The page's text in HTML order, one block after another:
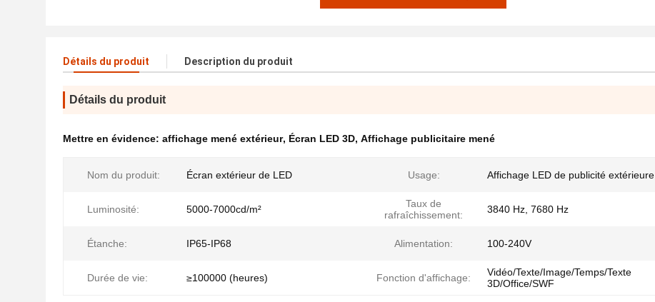
Détails du produit Description du produit
Détails du produit
Mettre en évidence: affichage mené extérieur, Écran LED 3D, Affichage publicitaire mené
Nom du produit: Écran extérieur de LED Usage: Affichage LED de publicité extérieure
Luminosité: 5000-7000cd/m²
Taux de
rafraîchissement:
3840 Hz, 7680 Hz
Étanche: IP65-IP68 Alimentation: 100-240V
Durée de vie: ≥100000 (heures) Fonction d'affichage:
Vidéo/Texte/Image/Temps/Texte
3D/Office/SWF